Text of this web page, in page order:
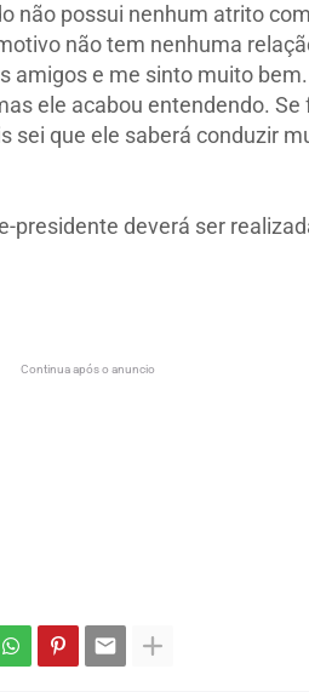
não possui nenhum atrito
não tem nenhuma
amigos e me sinto muito
ele acabou entendendo. Se
sei que ele saberá conduzir
presidente deverá ser
Continua após o anuncio